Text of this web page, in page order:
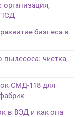
организация,
ПСД
бизнеса в
пылесоса: чистка,
СМД-118 для
в ВЭД и как она